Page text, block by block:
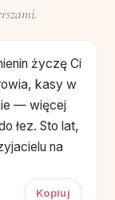
życzę Ci
kasy w
— więcej
łez. Sto lat,
na
Kopiuj